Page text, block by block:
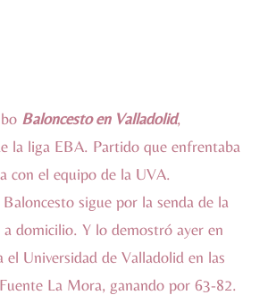
Baloncesto en Valladolid,
la liga EBA. Partido que enfrentaba
con el equipo de la UVA.
sigue por la senda de la
domicilio. Y lo demostró ayer en
Universidad de Valladolid en las
La Mora, ganando por 63-82.